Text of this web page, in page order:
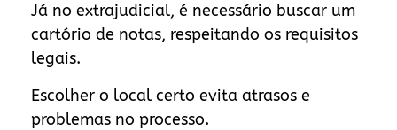
Já no extrajudicial, é necessário buscar um
cartório de notas, respeitando os requisitos
legais.
Escolher o local certo evita atrasos e
problemas no processo.